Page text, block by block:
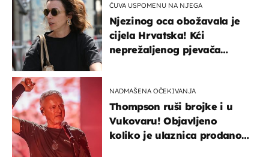
ČUVA USPOMENU NA NJEGA
Njezinog oca obožavala je
cijela Hrvatska! Kći
neprežaljenog pjevača
NADMAŠENA OČEKIVANJA
Thompson ruši brojke i u
Vukovaru! Objavljeno
koliko je ulaznica prodano